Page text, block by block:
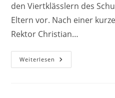
den Viertklässlern des
Eltern vor. Nach einer
Rektor Christian…
Weiterlesen Allersberger
Mittelschule